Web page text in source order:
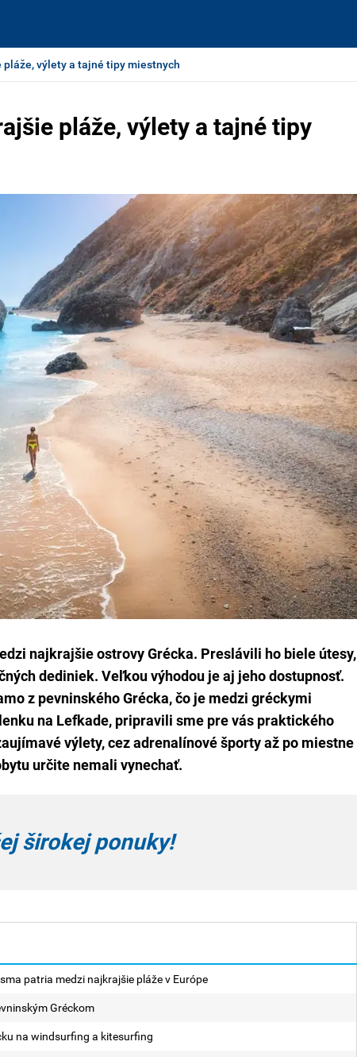
výlety a tajné tipy miestnych
pláže, výlety a tajné tipy
najkrajšie ostrovy Grécka. Preslávili ho biele útesy,
dediniek. Veľkou výhodou je aj jeho dostupnosť.
z pevninského Grécka, čo je medzi gréckymi
na Lefkade, pripravili sme pre vás praktického
výlety, cez adrenalínové športy až po miestne
určite nemali vynechať.
širokej ponuky!
patria medzi najkrajšie pláže v Európe
Gréckom
na windsurfing a kitesurfing